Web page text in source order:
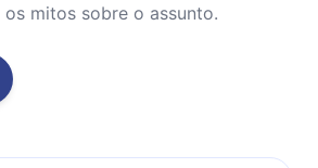
os mitos sobre o assunto.